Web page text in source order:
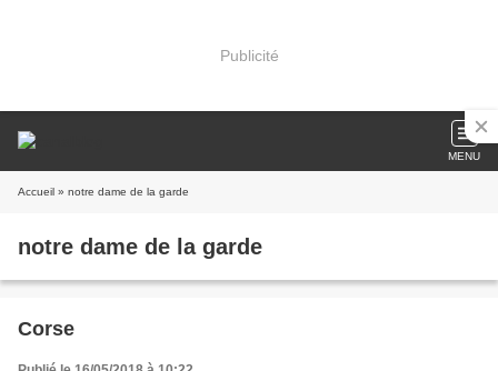
Publicité
MENU
Accueil » notre dame de la garde
notre dame de la garde
Corse